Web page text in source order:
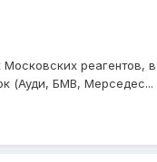
реагентов,
(Ауди, БМВ, Мерседес...